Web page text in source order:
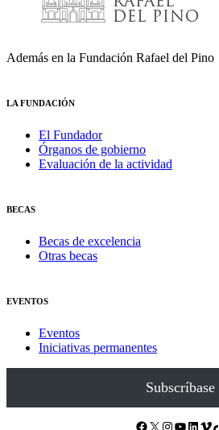
Además en la Fundación Rafael del Pino
LA FUNDACIÓN
El Fundador
Órganos de gobierno
Evaluación de la actividad
BECAS
Becas de excelencia
Otras becas
EVENTOS
Eventos
Iniciativas permanentes
Subscríbase
Facebook X Instagram YouTube LinkedIn Vimeo TikTok